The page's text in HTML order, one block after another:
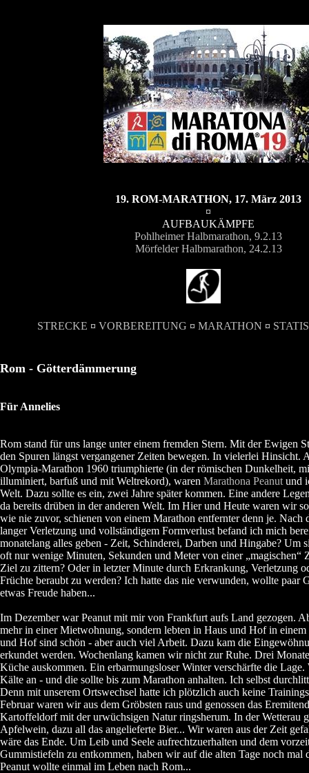
19. ROM-MARATHON, 17. März 2013
¤
AUFBAUKÄMPFE
Pohlheimer Halbmarathon, 9.2.13
Mörfelder Halbmarathon, 24.2.13
STRECKE ¤ VORBEREITUNG ¤ MARATHON ¤
Rom - Götterdämmerung
Für Annelies
Rom stand für uns lange unter einem fremden Stern. Mit der Ewigen
den Spuren längst vergangener Zeiten bewegen. In vielerlei Hinsicht.
Olympia-Marathon 1960 triumphierte (in der römischen Dunkelheit,
illuminiert, barfuß und mit Weltrekord), waren Marathona Peanut und
Welt. Dazu sollte es ein, zwei Jahre später kommen. Eine andere
da bereits drüben in der anderen Welt. Im Hier und Heute waren wir
wie nie zuvor, schienen von einem Marathon entfernter denn je. Nach
langer Verletzung und vollständigem Formverlust befand ich mich
monatelang alles geben - Zeit, Schinderei, Darben und Hingabe? Um
oft nur wenige Minuten, Sekunden und Meter von einer „magischen“
Ziel zu zittern? Oder in letzter Minute durch Erkrankung, Verletzung
Früchte beraubt zu werden? Ich hatte das nie verwunden, wollte paar
etwas Freude haben...
Im Dezember war Peanut mit mir von Frankfurt aufs Land gezogen.
mehr in einer Mietwohnung, sondern lebten in Haus und Hof in
und Hof sind schön - aber auch viel Arbeit. Dazu kam die
erkundet werden. Wochenlang kamen wir nicht zur Ruhe. Drei
Küche auskommen. Ein erbarmungsloser Winter verschärfte die
Kälte an - und die sollte bis zum Marathon anhalten. Ich selbst
Denn mit unserem Ortswechsel hatte ich plötzlich auch keine
Februar waren wir aus dem Gröbsten raus und genossen das
Kartoffeldorf mit der urwüchsigen Natur ringsherum. In der Wetterau
Apfelwein, dazu all das angelieferte Bier... Wir waren aus der Zeit
wäre das Ende. Um Leib und Seele aufrechtzuerhalten und dem
Gummistiefeln zu entkommen, haben wir auf die alten Tage noch mal
Peanut wollte einmal im Leben nach Rom...